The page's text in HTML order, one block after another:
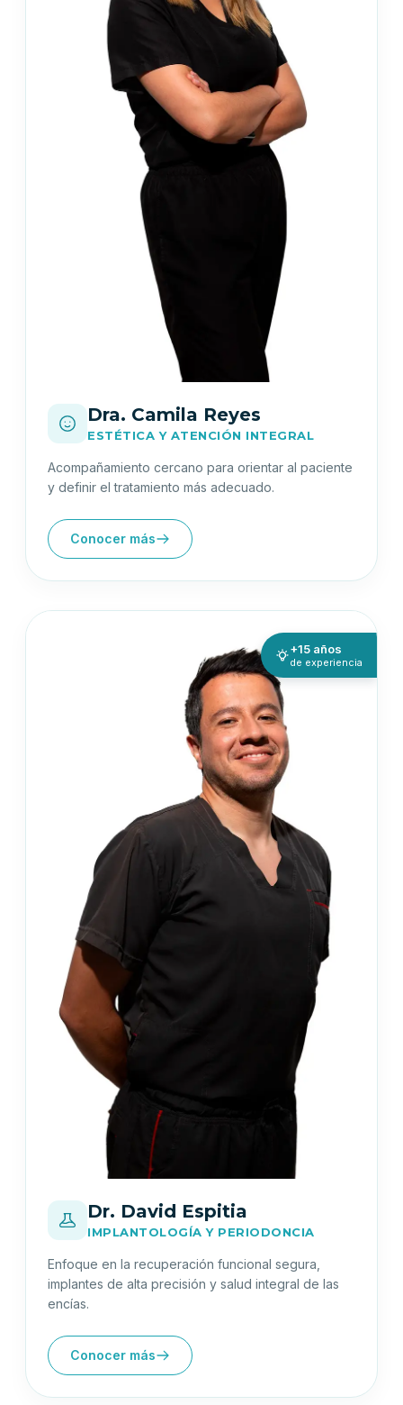
Dra. Camila Reyes
ESTÉTICA Y ATENCIÓN INTEGRAL
Acompañamiento cercano para orientar al paciente
y definir el tratamiento más adecuado.
Conocer más
+15 años
de experiencia
Dr. David Espitia
IMPLANTOLOGÍA Y PERIODONCIA
Enfoque en la recuperación funcional segura,
implantes de alta precisión y salud integral de las
encías.
Conocer más